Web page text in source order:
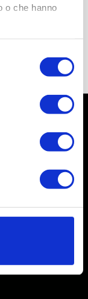
o che hanno